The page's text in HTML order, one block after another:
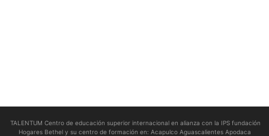
TALENTUM Centro de educación superior internacional en alianza con la IPS fundación
Hogares Bethel y su centro de formación en: Acapulco Aguascalientes Apodaca